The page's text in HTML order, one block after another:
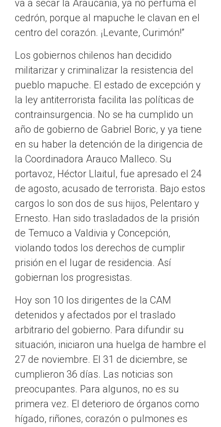
va a secar la Araucanía, ya no perfuma el
cedrón, porque al mapuche le clavan en el
centro del corazón. ¡Levante, Curimón!”
Los gobiernos chilenos han decidido
militarizar y criminalizar la resistencia del
pueblo mapuche. El estado de excepción y
la ley antiterrorista facilita las políticas de
contrainsurgencia. No se ha cumplido un
año de gobierno de Gabriel Boric, y ya tiene
en su haber la detención de la dirigencia de
la Coordinadora Arauco Malleco. Su
portavoz, Héctor Llaitul, fue apresado el 24
de agosto, acusado de terrorista. Bajo estos
cargos lo son dos de sus hijos, Pelentaro y
Ernesto. Han sido trasladados de la prisión
de Temuco a Valdivia y Concepción,
violando todos los derechos de cumplir
prisión en el lugar de residencia. Así
gobiernan los progresistas.
Hoy son 10 los dirigentes de la CAM
detenidos y afectados por el traslado
arbitrario del gobierno. Para difundir su
situación, iniciaron una huelga de hambre el
27 de noviembre. El 31 de diciembre, se
cumplieron 36 días. Las noticias son
preocupantes. Para algunos, no es su
primera vez. El deterioro de órganos como
hígado, riñones, corazón o pulmones es